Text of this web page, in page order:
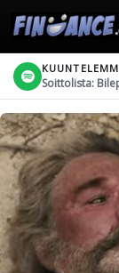
Soittolista: